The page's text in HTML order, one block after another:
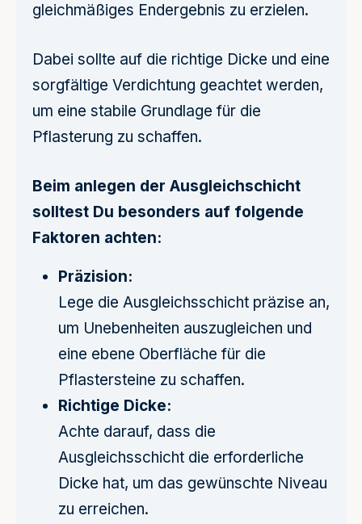
gleichmäßiges Endergebnis zu erzielen.
Dabei sollte auf die richtige Dicke und eine
sorgfältige Verdichtung geachtet werden,
um eine stabile Grundlage für die
Pflasterung zu schaffen.
Beim anlegen der Ausgleichschicht
solltest Du besonders auf folgende
Faktoren achten:
Präzision:
Lege die Ausgleichsschicht präzise an,
um Unebenheiten auszugleichen und
eine ebene Oberfläche für die
Pflastersteine zu schaffen.
Richtige Dicke:
Achte darauf, dass die
Ausgleichsschicht die erforderliche
Dicke hat, um das gewünschte Niveau
zu erreichen.